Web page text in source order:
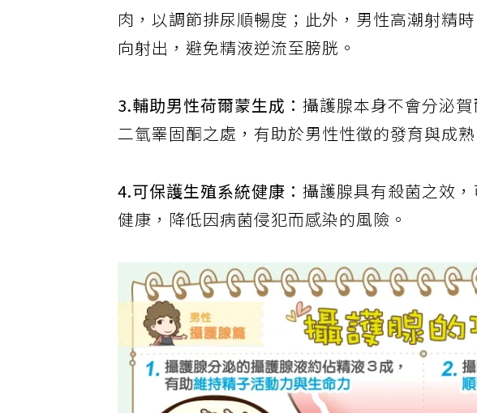
肉，以調節排尿順暢度；此外，男性高潮射精
向射出，避免精液逆流至膀胱。
3.輔助男性荷爾蒙生成：攝護腺本身不會分泌
二氫睪固酮之處，有助於男性性徵的發育與成熟
4.可保護生殖系統健康：攝護腺具有殺菌之效
健康，降低因病菌侵犯而感染的風險。